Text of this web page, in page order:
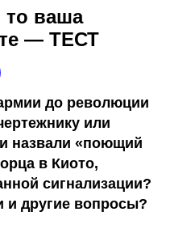
то ваша
— ТЕСТ
до революции
или
назвали «поющий
в Киото,
сигнализации?
и другие вопросы?